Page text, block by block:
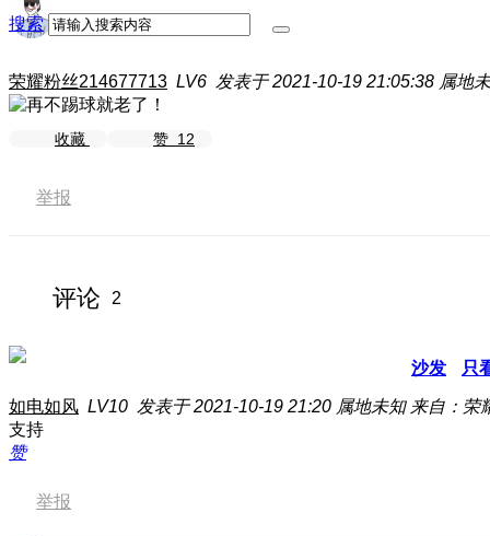
搜索
荣耀粉丝214677713 LV6 发表于 2021-10-19 21:05:38 属地
收藏 赞 12
举报
评论 2
沙发 只
如电如风 LV10 发表于 2021-10-19 21:20 属地未知 来自：荣
支持
赞
举报